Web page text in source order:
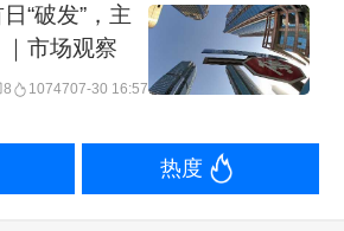
步加大资本开支投入。
看，市场研究机构
邦咨询4月20日发布报告
用光收发模块进入高速成
“破发”，主
市场观察
8 1074707-30 16:57
热度